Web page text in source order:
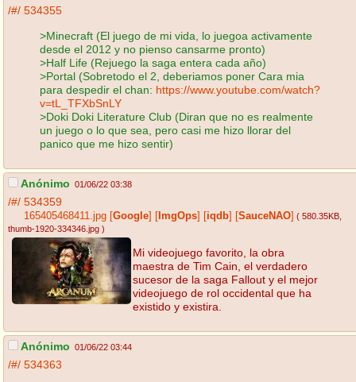
/#/ 534355
>Minecraft (El juego de mi vida, lo juegoa activamente
desde el 2012 y no pienso cansarme pronto)
>Half Life (Rejuego la saga entera cada año)
>Portal (Sobretodo el 2, deberiamos poner Cara mia
para despedir el chan: https://www.youtube.com/watch?
v=tL_TFXbSnLY
>Doki Doki Literature Club (Diran que no es realmente
un juego o lo que sea, pero casi me hizo llorar del
panico que me hizo sentir)
Anónimo 01/06/22 03:38
/#/ 534359
165405468411.jpg Google ImgOps iqdb SauceNAO ( 580.35KB
thumb-1920-334346.jpg )
Mi videojuego favorito, la obra
maestra de Tim Cain, el verdadero
sucesor de la saga Fallout y el mejor
videojuego de rol occidental que ha
existido y existira.
Anónimo 01/06/22 03:44
/#/ 534363